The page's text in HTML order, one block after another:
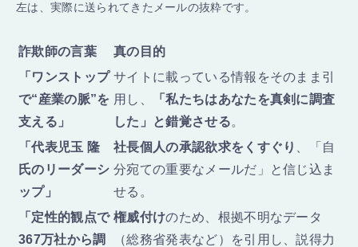
左は、実際に送られてきたメールの抜粋です。
詐欺師の言葉
真の目的
「ワンストップ
で“産業の脈”を
支える」
サイトに載っている情報をそのまま引
用し、
「私たちはあなたを真剣に調査
した」と錯覚させる。
「代表児玉 隆
氏のリーダーシ
ップ」
社長個人の承認欲求をくすぐり
、「自
分宛ての重要なメールだ」と信じ込ま
せる。
「定性的観点で
367万社から調
権威付けのため、根拠不明なデータ
（総務省発表など）を引用し、説得力